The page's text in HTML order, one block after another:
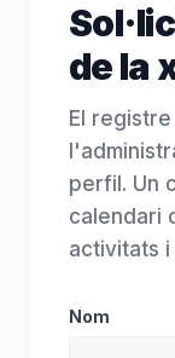
de la
El
perfil. Un
calendari
activitats
Nom